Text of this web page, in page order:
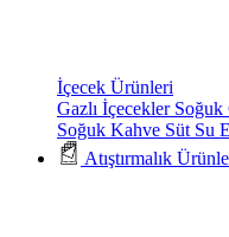
İçecek Ürünleri
Gazlı İçecekler Soğuk
Soğuk Kahve Süt Su
Atıştırmalık